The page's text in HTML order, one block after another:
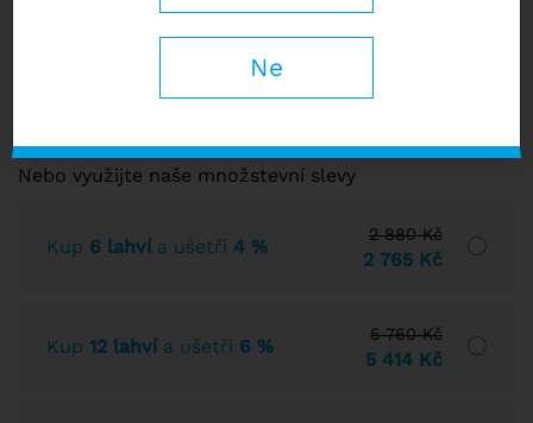
Kč −
Nebo využijte naše množstevní slevy
Kup 6 lahvía ušetři 4 %
2 880 Kč
2 765 Kč
Kup 12 lahvía ušetři 6 %
5 760 Kč
5 414 Kč
Ne